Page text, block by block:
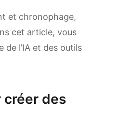
et chronophage,
cet article, vous
de l’IA et des outils
créer des